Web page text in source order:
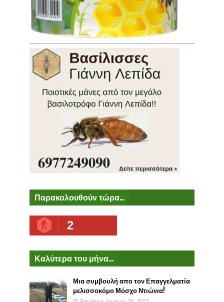
Παρακολουθούν τώρα...
2
Καλύτερα του μήνα...
Μια συμβουλή απο τον Επαγγελματία
μελισσοκόμο Μόσχο Ντιώνια!